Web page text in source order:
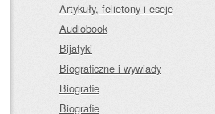
Artykuły, felietony i eseje
Audiobook
Bijatyki
Biograficzne i wywiady
Biografie
Biografie